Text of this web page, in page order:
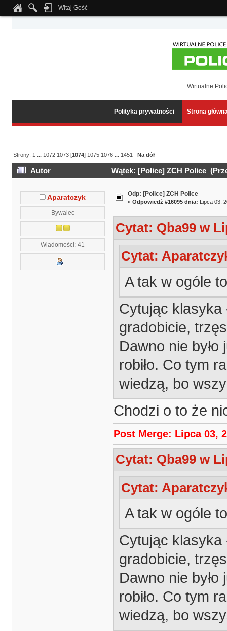
Notice: Undefined index: tapatalk_body_hook in
Witaj Gość
Wirtualne
Polityka prywatności Strona
Strony: 1 ... 1072 1073 [1074] 1075 1076 ... 1451 Na dół
Autor Wątek: [Police] ZCH Police
Aparatczyk
Bywalec
Wiadomości: 41
Odp: [Police] ZCH Police
« Odpowiedź #16095 dnia: Lipca 03,
Cytat: Qba99 w
Cytat:
A tak w ogóle
Cytując klasyka
gradobicie,
Dawno nie
robiło. Co tym
wiedzą, bo
Chodzi o to że
Post Merge: Lipca 03,
Cytat: Qba99 w
Cytat:
A tak w ogóle
Cytując klasyka
gradobicie,
Dawno nie
robiło. Co tym
wiedzą, bo